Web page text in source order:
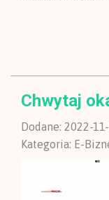
Chwytaj
Dodane: 2022-
Kategoria: E-